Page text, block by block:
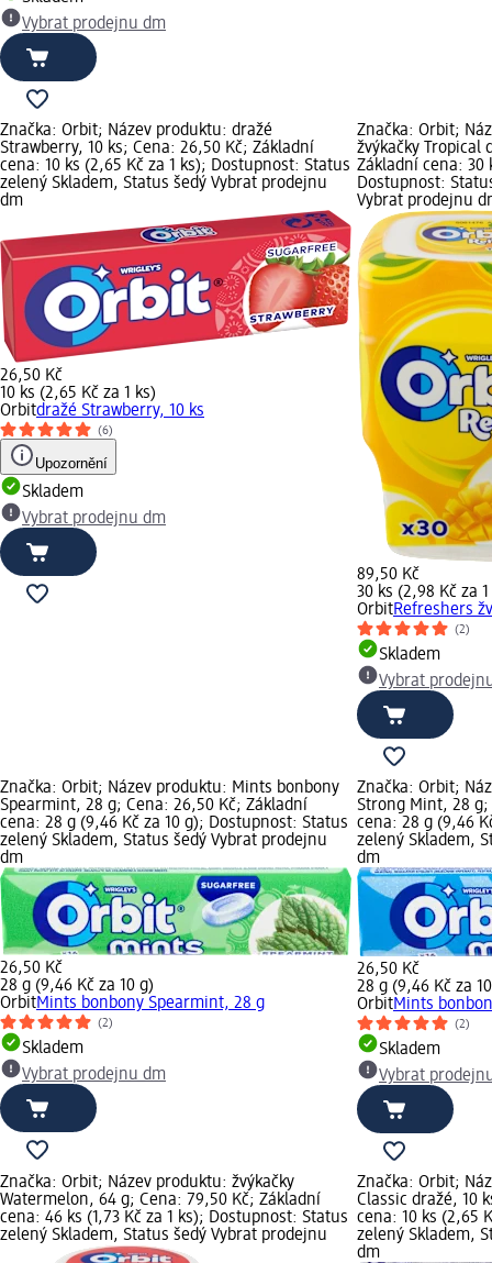
Vybrat prodejnu dm
Značka: Orbit; Název produktu: dražé
Strawberry, 10 ks; Cena: 26,50 Kč; Základní
cena: 10 ks (2,65 Kč za 1 ks); Dostupnost: Status
zelený Skladem, Status šedý Vybrat prodejnu
dm
26,50 Kč
10 ks (2,65 Kč za 1 ks)
Orbitdražé Strawberry, 10 ks
(6)
Upozornění
Skladem
Vybrat prodejnu dm
Značka: Orbit;
žvýkačky Tropical
Základní cena: 30
Dostupnost:
Vybrat prodejnu
89,50 Kč
30 ks (2,98 Kč za
OrbitRefreshers
(2)
Skladem
Vybrat
Značka: Orbit; Název produktu: Mints bonbony
Spearmint, 28 g; Cena: 26,50 Kč; Základní
cena: 28 g (9,46 Kč za 10 g); Dostupnost: Status
zelený Skladem, Status šedý Vybrat prodejnu
dm
26,50 Kč
28 g (9,46 Kč za 10 g)
OrbitMints bonbony Spearmint, 28 g
(2)
Skladem
Vybrat prodejnu dm
Značka: Orbit;
Strong Mint, 28
cena: 28 g (9,46
zelený Skladem,
dm
26,50 Kč
28 g (9,46 Kč za
OrbitMints
(2)
Skladem
Vybrat
Značka: Orbit; Název produktu: žvýkačky
Watermelon, 64 g; Cena: 79,50 Kč; Základní
cena: 46 ks (1,73 Kč za 1 ks); Dostupnost: Status
zelený Skladem, Status šedý Vybrat prodejnu
Značka: Orbit;
Classic dražé, 10
cena: 10 ks (2,65
zelený Skladem,
dm